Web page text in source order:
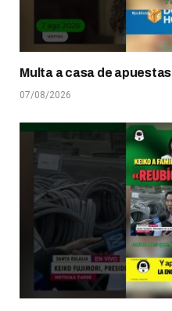
Multa a casa de apuestas
07/08/2026